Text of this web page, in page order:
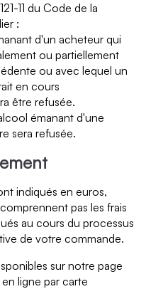
11 du Code de la
:
d'un acheteur qui
ou partiellement
ou avec lequel un
en cours
être refusée.
émanant d'une
sera refusée.
indiqués en euros,
pas les frais
au cours du processus
de votre commande.
sur notre page
ligne par carte